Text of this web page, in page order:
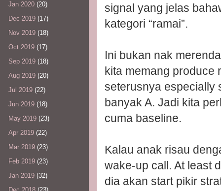
signal yang jelas
kategori “ramai”.
Ini bukan nak
kita memang produce
seterusnya especially
banyak A. Jadi kita
cuma baseline.
Kalau anak risau
wake-up call. At least
dia akan start pikir
Jan 2020 (20)
Dec 2019 (17)
Nov 2019 (18)
Oct 2019 (17)
Sep 2019 (18)
Aug 2019 (20)
Jul 2019 (22)
Jun 2019 (18)
May 2019 (23)
Apr 2019 (22)
Mar 2019 (23)
Feb 2019 (23)
Jan 2019 (32)